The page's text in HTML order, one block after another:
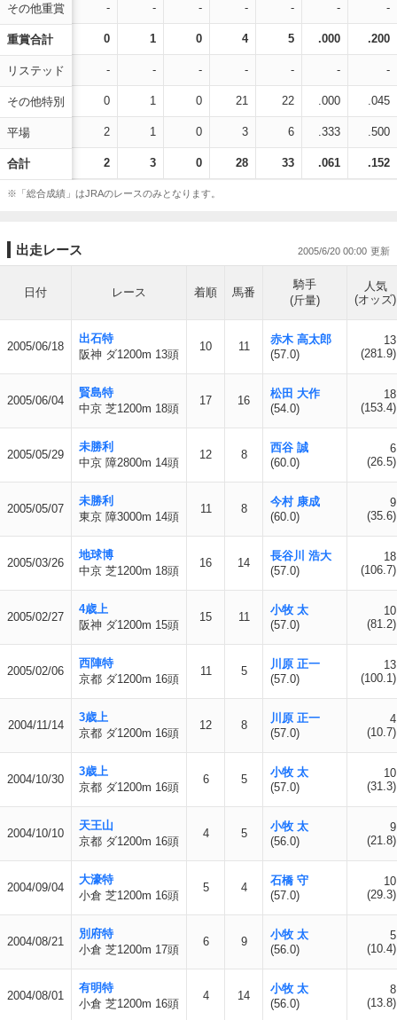
その他重賞
重賞合計
リステッド
その他特別
平場
合計
- - - - - - -
0 1 0 4 5 .000 .200
- - - - - - -
0 1 0 21 22 .000 .045
2 1 0 3 6 .333 .500
2 3 0 28 33 .061 .152
※「総合成績」はJRAのレースのみとなります。
出走レース 2005/6/20 00:00
日付 レース 着順 馬番
騎手
(斤量)
人気
(オッズ)
2005/06/18
出石特
阪神 ダ1200m 13頭
10 11
赤木 高太郎
(57.0)
13
(281.9)
2005/06/04
賢島特
中京 芝1200m 18頭
17 16
松田 大作
(54.0)
18
(153.4)
2005/05/29
未勝利
中京 障2800m 14頭
12 8
西谷 誠
(60.0)
6
(26.5)
2005/05/07
未勝利
東京 障3000m 14頭
11 8
今村 康成
(60.0)
9
(35.6)
2005/03/26
地球博
中京 芝1200m 18頭
16 14
長谷川 浩大
(57.0)
18
(106.7)
2005/02/27
4歳上
阪神 ダ1200m 15頭
15 11
小牧 太
(57.0)
10
(81.2)
2005/02/06
西陣特
京都 ダ1200m 16頭
11 5
川原 正一
(57.0)
13
(100.1)
2004/11/14
3歳上
京都 ダ1200m 16頭
12 8
川原 正一
(57.0)
4
(10.7)
2004/10/30
3歳上
京都 ダ1200m 16頭
6 5
小牧 太
(57.0)
10
(31.3)
2004/10/10
天王山
京都 ダ1200m 16頭
4 5
小牧 太
(56.0)
9
(21.8)
2004/09/04
大濠特
小倉 芝1200m 16頭
5 4
石橋 守
(57.0)
10
(29.3)
2004/08/21
別府特
小倉 芝1200m 17頭
6 9
小牧 太
(56.0)
5
(10.4)
2004/08/01
有明特
小倉 芝1200m 16頭
4 14
小牧 太
(56.0)
8
(13.8)